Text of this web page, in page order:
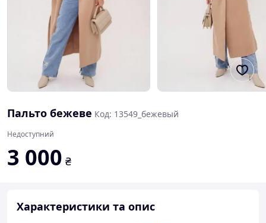
Пальто бежеве Код: 13549_бежевый
Недоступний
3 000 ₴
Характеристики та опис